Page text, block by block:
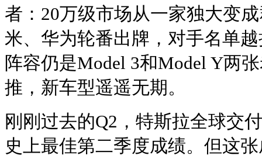
者：20万级市场从一家独大变
米、华为轮番出牌，对手名单
阵容仍是Model 3和Model Y两
推，新车型遥遥无期。
刚刚过去的Q2，特斯拉全球交
史上最佳第二季度成绩。但这